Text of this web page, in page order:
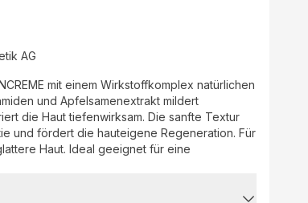
AG
mit einem Wirkstoffkomplex natürlichen
und Apfelsamenextrakt mildert
die Haut tiefenwirksam. Die sanfte Textur
und fördert die hauteigene Regeneration. Für
Haut. Ideal geeignet für eine